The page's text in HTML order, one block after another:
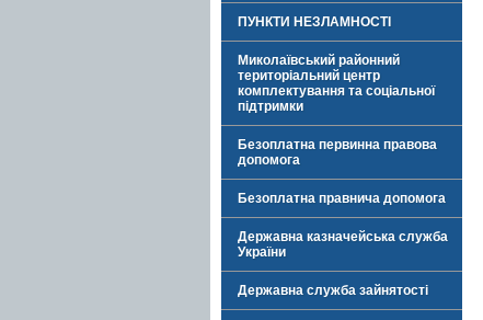
ПУНКТИ НЕЗЛАМНОСТІ
Миколаївський районний
територіальний центр
комплектування та соціальної
підтримки
Безоплатна первинна правова
допомога
Безоплатна правнича допомога
Державна казначейська служба
України
Державна служба зайнятості